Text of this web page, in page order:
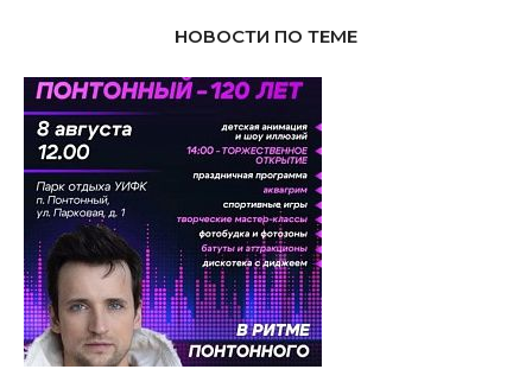
НОВОСТИ ПО ТЕМЕ